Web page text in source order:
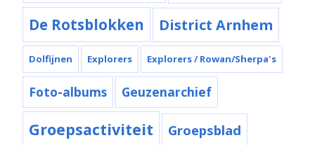
De Rotsblokken District Arnhem
Dolfijnen Explorers Explorers / Rowan/Sherpa's
Foto-albums Geuzenarchief
Groepsactiviteit Groepsblad